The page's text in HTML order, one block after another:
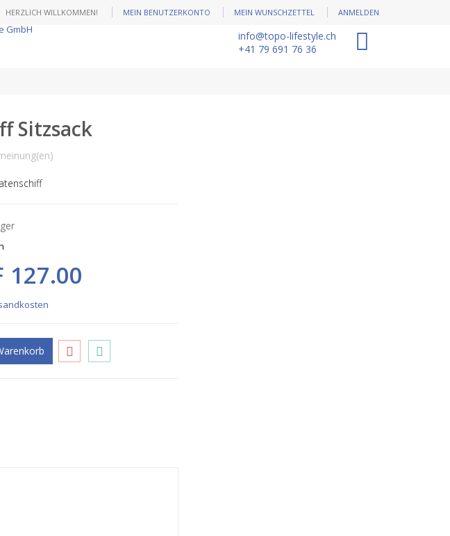
MEIN BENUTZERKONTO MEIN WUNSCHZETTEL ANMELDEN
HERZLICH WILLKOMMEN!
info@topo-lifestyle.ch
+41 79 691 76 36
Sitzsack
127.00